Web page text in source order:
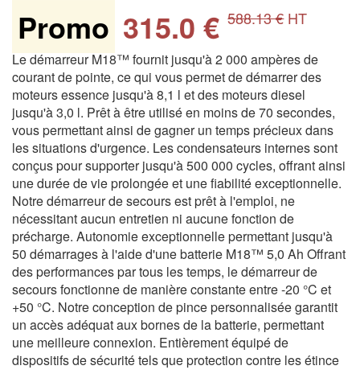
Promo 315.0 € 588.13 €HT
Le démarreur M18™ fournit jusqu'à 2 000 ampères de
courant de pointe, ce qui vous permet de démarrer des
moteurs essence jusqu'à 8,1 l et des moteurs diesel
jusqu'à 3,0 l. Prêt à être utilisé en moins de 70 secondes,
vous permettant ainsi de gagner un temps précieux dans
les situations d'urgence. Les condensateurs internes sont
conçus pour supporter jusqu'à 500 000 cycles, offrant ainsi
une durée de vie prolongée et une fiabilité exceptionnelle.
Notre démarreur de secours est prêt à l'emploi, ne
nécessitant aucun entretien ni aucune fonction de
précharge. Autonomie exceptionnelle permettant jusqu'à
50 démarrages à l'aide d'une batterie M18™ 5,0 Ah Offrant
des performances par tous les temps, le démarreur de
secours fonctionne de manière constante entre -20 °C et
+50 °C. Notre conception de pince personnalisée garantit
un accès adéquat aux bornes de la batterie, permettant
une meilleure connexion. Entièrement équipé de
dispositifs de sécurité tels que protection contre les étince